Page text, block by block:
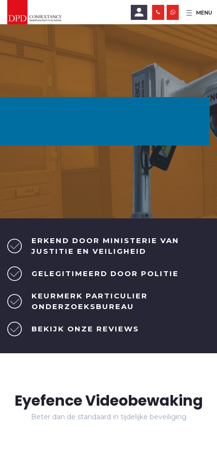
MENU
E-mailadres
Wachtwoord vergeten?
ERKEND DOOR MINISTERIE VAN
JUSTITIE EN VEILIGHEID
GELEGITIMEERD DOOR POLITIE
KEURMERK PARTICULIER
ONDERZOEKSBUREAU
BEKIJK ONZE REVIEWS
Eyefence Videobewaking
Beter dan de standaard in tijdelijke beveiliging